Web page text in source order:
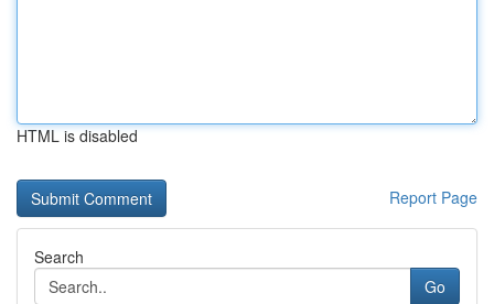
HTML is disabled
Report Page
Search
Go